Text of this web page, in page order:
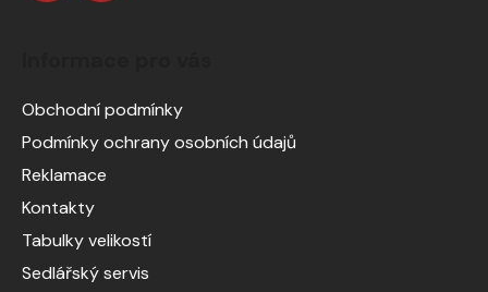
Obchodní podmínky
Podmínky ochrany osobních údajů
Reklamace
Kontakty
Tabulky velikostí
Sedlářský servis